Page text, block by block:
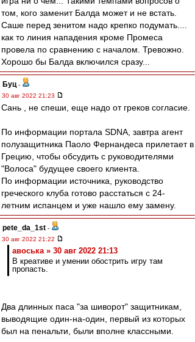
том, кого заменит Балда может и не встать.
Саше перед зенитом надо крепко подумать....
как то линия нападения кроме Промеса
провела по сравнению с началом. Тревожно.
Хорошо бы Балда включился сразу...
Буц -
30 авг 2022 21:23
Сань , не спеши, еще надо от греков согласие.
По информации портала SDNA, завтра агент
полузащитника Паоло Фернандеса прилетает в
Грецию, чтобы обсудить с руководителями
"Волоса" будущее своего клиента.
По информации источника, руководство
греческого клуба готово расстаться с 24-
летним испанцем и уже нашло ему замену.
pete_da_1st -
30 авг 2022 21:22
авоська » 30 авг 2022 21:13
В креативе и умении обострить игру там
пропасть.
Два длинных паса "за шиворот" защитникам,
выводящие один-на-один, первый из которых
был на пенальти, были вполне классными.